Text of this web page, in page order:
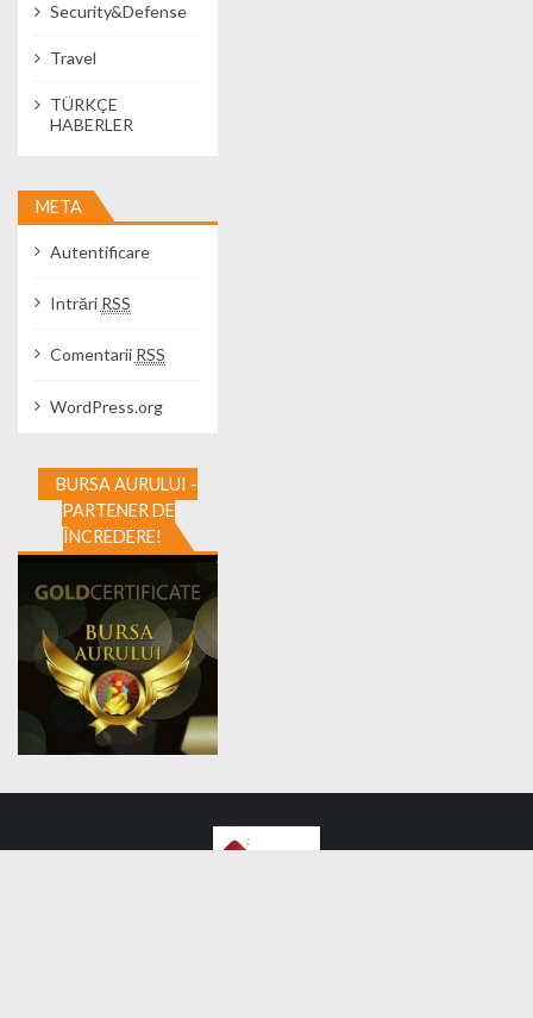
Security&Defense
Travel
TÜRKÇE
HABERLER
META
Autentificare
Intrări RSS
Comentarii RSS
WordPress.org
BURSA AURULUI -
PARTENER DE
ÎNCREDERE!